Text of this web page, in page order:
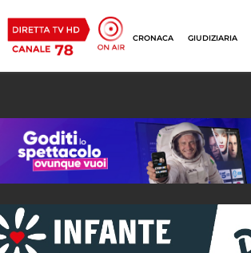
CRONACA GIUDIZIARIA